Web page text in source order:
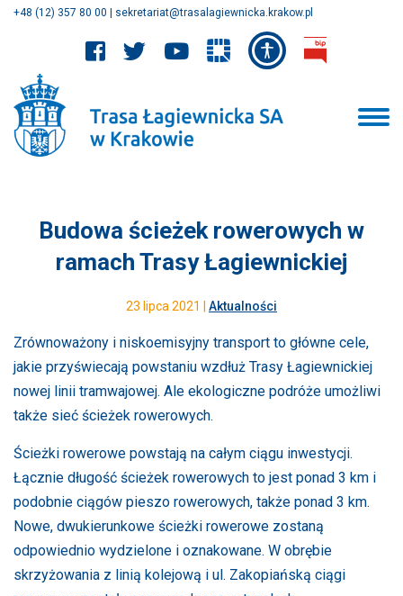
+48 (12) 357 80 00 sekretariat@trasalagiewnicka.krakow.pl
Budowa ścieżek rowerowych w
ramach Trasy Łagiewnickiej
23 lipca 2021 | Aktualności
Zrównoważony i niskoemisyjny transport to główne cele,
jakie przyświecają powstaniu wzdłuż Trasy Łagiewnickiej
nowej linii tramwajowej. Ale ekologiczne podróże umożliwi
także sieć ścieżek rowerowych.
Ścieżki rowerowe powstają na całym ciągu inwestycji.
Łącznie długość ścieżek rowerowych to jest ponad 3 km i
podobnie ciągów pieszo rowerowych, także ponad 3 km.
Nowe, dwukierunkowe ścieżki rowerowe zostaną
odpowiednio wydzielone i oznakowane. W obrębie
skrzyżowania z linią kolejową i ul. Zakopiańską ciągi